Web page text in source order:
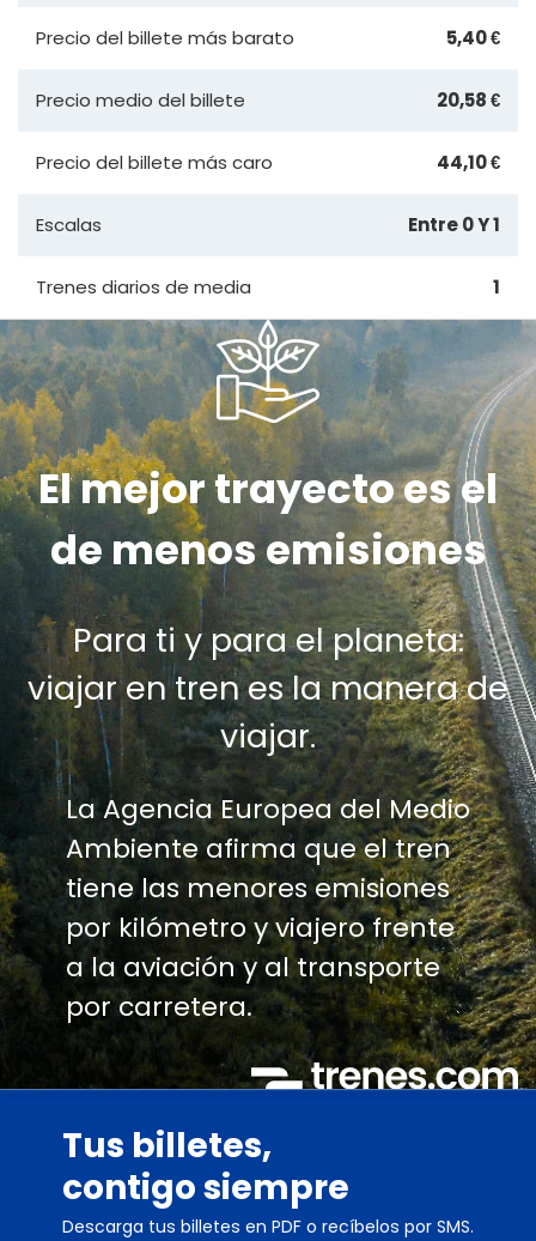
Precio del billete más barato 5,40 €
Precio medio del billete 20,58 €
Precio del billete más caro 44,10 €
Escalas Entre 0 Y 1
Trenes diarios de media 1
El mejor trayecto es el
de menos emisiones
Para ti y para el planeta:
viajar en tren es la manera de
viajar.
La Agencia Europea del Medio
Ambiente afirma que el tren
tiene las menores emisiones
por kilómetro y viajero frente
a la aviación y al transporte
por carretera.
Tus billetes,
contigo siempre
Descarga tus billetes en PDF o recíbelos por SMS.